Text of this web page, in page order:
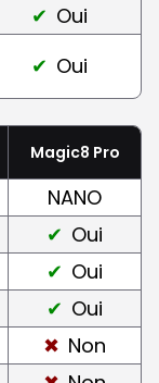
Oui
Oui
Magic8 Pro
NANO
Oui
Oui
Oui
Non